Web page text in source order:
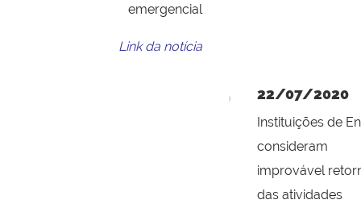
emergencial
Link da notícia
22/07/2020
Instituições de
consideram
improvável
das atividades